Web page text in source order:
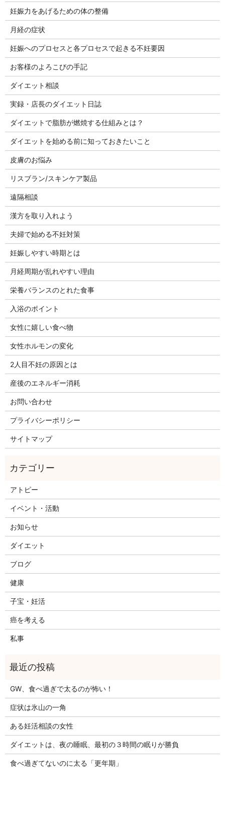
妊娠力をあげるための体の整備
月経の症状
妊娠へのプロセスと各プロセスで起きる不妊要因
お客様のよろこびの手記
ダイエット相談
実録・店長のダイエット日誌
ダイエットで脂肪が燃焼する仕組みとは？
ダイエットを始める前に知っておきたいこと
皮膚のお悩み
リスブラン/スキンケア製品
遠隔相談
漢方を取り入れよう
夫婦で始める不妊対策
妊娠しやすい時期とは
月経周期が乱れやすい理由
栄養バランスのとれた食事
入浴のポイント
女性に嬉しい食べ物
女性ホルモンの変化
2人目不妊の原因とは
産後のエネルギー消耗
お問い合わせ
プライバシーポリシー
サイトマップ
アトピー
イベント・活動
お知らせ
ダイエット
ブログ
健康
子宝・妊活
癌を考える
私事
GW、食べ過ぎで太るのが怖い！
症状は氷山の一角
ある妊活相談の女性
ダイエットは、夜の睡眠、最初の３時間の眠りが勝負
食べ過ぎてないのに太る「更年期」